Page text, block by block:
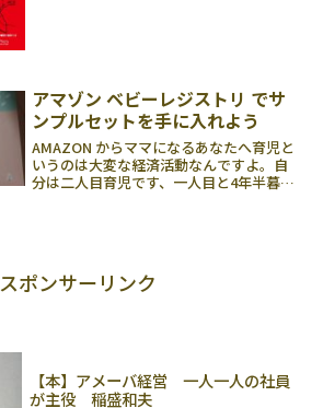
アマゾン ベビーレジストリ でサ
ンプルセットを手に入れよう
AMAZON からママになるあなたへ育児と
いうのは大変な経済活動なんですよ。自
分は二人目育児です、一人目と4年半暮ら
スポンサーリンク
【本】アメーバ経営 一人一人の社員
が主役 稲盛和夫